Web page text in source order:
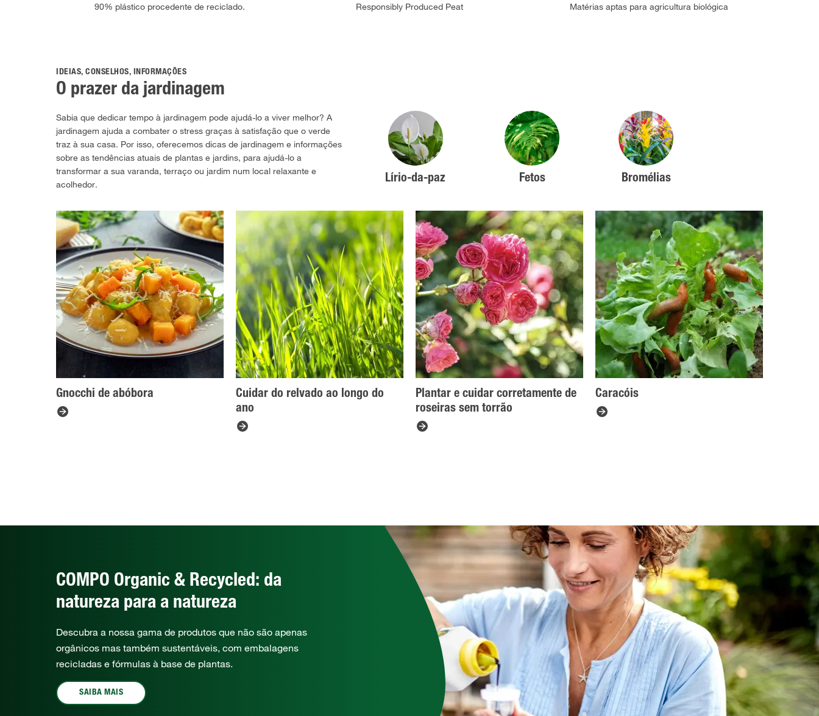
90% plástico procedente de reciclado. Responsibly Produced Peat Matérias aptas para agricultura biológica
IDEIAS, CONSELHOS, INFORMAÇÕES
O prazer da jardinagem
Sabia que dedicar tempo à jardinagem pode ajudá-lo a viver melhor? A
jardinagem ajuda a combater o stress graças à satisfação que o verde
traz à sua casa. Por isso, oferecemos dicas de jardinagem e informações
sobre as tendências atuais de plantas e jardins, para ajudá-lo a
transformar a sua varanda, terraço ou jardim num local relaxante e
acolhedor.
Lírio-da-paz Fetos Bromélias
Gnocchi de abóbora
Cuidar do relvado ao longo do
ano
Plantar e cuidar corretamente de
roseiras sem torrão
Caracóis
COMPO Organic & Recycled: da
natureza para a natureza
Descubra a nossa gama de produtos que não são apenas
orgânicos mas também sustentáveis, com embalagens
recicladas e fórmulas à base de plantas.
SAIBA MAIS